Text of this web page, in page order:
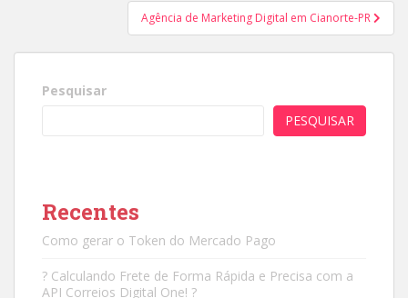
Agência de Marketing Digital em Cianorte-PR
Pesquisar
PESQUISAR
Recentes
Como gerar o Token do Mercado Pago
? Calculando Frete de Forma Rápida e Precisa com a
API Correios Digital One! ?